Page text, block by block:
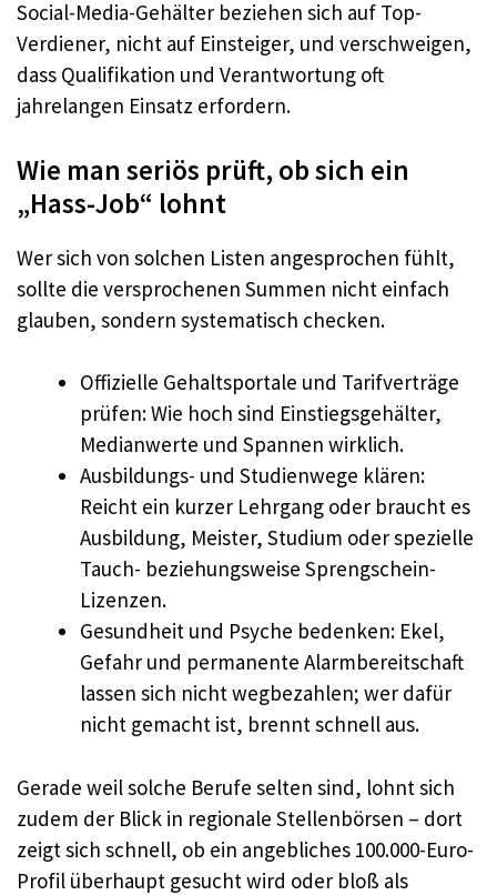
Social-Media-Gehälter beziehen sich auf Top-
Verdiener, nicht auf Einsteiger, und verschweigen,
dass Qualifikation und Verantwortung oft
jahrelangen Einsatz erfordern.​
Wie man seriös prüft, ob sich ein
„Hass-Job“ lohnt
Wer sich von solchen Listen angesprochen fühlt,
sollte die versprochenen Summen nicht einfach
glauben, sondern systematisch checken.​
Offizielle Gehaltsportale und Tarifverträge
prüfen: Wie hoch sind Einstiegsgehälter,
Medianwerte und Spannen wirklich.
Ausbildungs- und Studienwege klären:
Reicht ein kurzer Lehrgang oder braucht es
Ausbildung, Meister, Studium oder spezielle
Tauch- beziehungsweise Sprengschein-
Lizenzen.
Gesundheit und Psyche bedenken: Ekel,
Gefahr und permanente Alarmbereitschaft
lassen sich nicht wegbezahlen; wer dafür
nicht gemacht ist, brennt schnell aus.​
Gerade weil solche Berufe selten sind, lohnt sich
zudem der Blick in regionale Stellenbörsen – dort
zeigt sich schnell, ob ein angebliches 100.000-Euro-
Profil überhaupt gesucht wird oder bloß als